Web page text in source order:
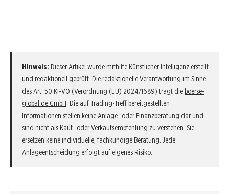
Hinweis: Dieser Artikel wurde mithilfe Künstlicher Intelligenz erstellt
und redaktionell geprüft. Die redaktionelle Verantwortung im Sinne
des Art. 50 KI-VO (Verordnung (EU) 2024/1689) trägt die boerse-
global.de GmbH . Die auf Trading-Treff bereitgestellten
Informationen stellen keine Anlage- oder Finanzberatung dar und
sind nicht als Kauf- oder Verkaufsempfehlung zu verstehen. Sie
ersetzen keine individuelle, fachkundige Beratung. Jede
Anlageentscheidung erfolgt auf eigenes Risiko.